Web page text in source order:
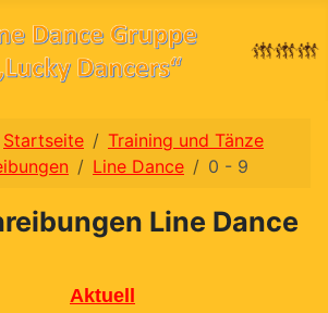
Startseite
Training und Tänze
Line Dance 0 - 9
Line Dance
Aktuell